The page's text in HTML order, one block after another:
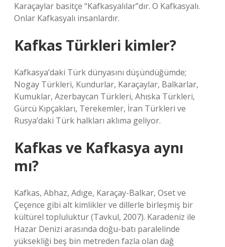
Karaçaylar basitçe “Kafkasyalılar”dır. O Kafkasyalı.
Onlar Kafkasyalı insanlardır.
Kafkas Türkleri kimler?
Kafkasya’daki Türk dünyasını düşündüğümde;
Nogay Türkleri, Kundurlar, Karaçaylar, Balkarlar,
Kumuklar, Azerbaycan Türkleri, Ahıska Türkleri,
Gürcü Kıpçakları, Terekemler, İran Türkleri ve
Rusya’daki Türk halkları aklıma geliyor.
Kafkas ve Kafkasya aynı
mı?
Kafkas, Abhaz, Adıge, Karaçay-Balkar, Oset ve
Çeçence gibi alt kimlikler ve dillerle birleşmiş bir
kültürel topluluktur (Tavkul, 2007). Karadeniz ile
Hazar Denizi arasında doğu-batı paralelinde
yüksekliği beş bin metreden fazla olan dağ